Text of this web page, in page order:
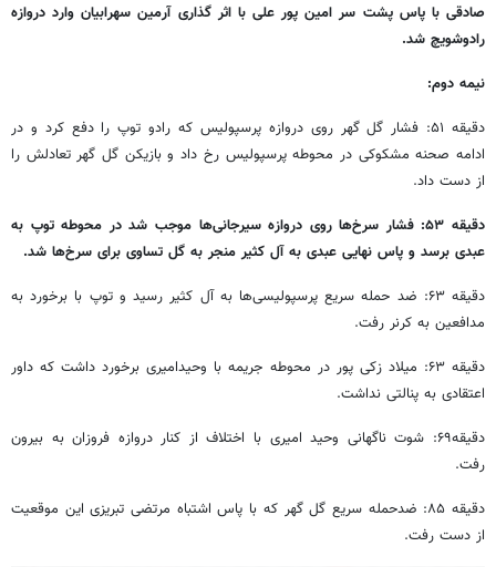
صادقی با پاس پشت سر امین پور علی با اثر گذاری آرمین سهرابیان وارد دروازه
رادوشویچ شد.
نیمه دوم:
دقیقه ۵۱: فشار گل گهر روی دروازه پرسپولیس که رادو توپ را دفع کرد و در
ادامه صحنه مشکوکی در محوطه پرسپولیس رخ داد و بازیکن گل گهر تعادلش را
از دست داد.
دقیقه ۵۳: فشار سرخ‌ها روی دروازه سیرجانی‌ها موجب شد در محوطه توپ به
عبدی برسد و پاس نهایی عبدی به آل کثیر منجر به گل تساوی برای سرخ‌ها شد.
دقیقه ۶۳: ضد حمله سریع پرسپولیسی‌ها به آل کثیر رسید و توپ با برخورد به
مدافعین به کرنر رفت.
دقیقه ۶۳: میلاد زکی پور در محوطه جریمه با وحیدامیری برخورد داشت که داور
اعتقادی به پنالتی نداشت.
دقیقه۶۹: شوت ناگهانی وحید امیری با اختلاف از کنار دروازه فروزان به بیرون
رفت.
دقیقه ۸۵: ضدحمله سریع گل گهر که با پاس اشتباه مرتضی تبریزی این موقعیت
از دست رفت.